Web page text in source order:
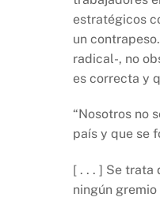
estratégicos
un
radical-, no
es correcta y
“Nosotros no
país y que se
[ . . . ] Se
ningún